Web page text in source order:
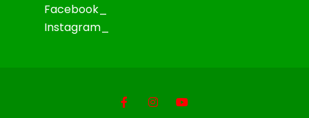
Facebook_
Instagram_